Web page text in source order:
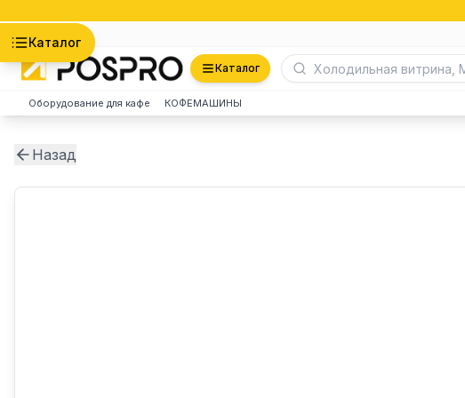
Каталог
Каталог
Оборудование для кафе КОФЕМАШИНЫ
Назад